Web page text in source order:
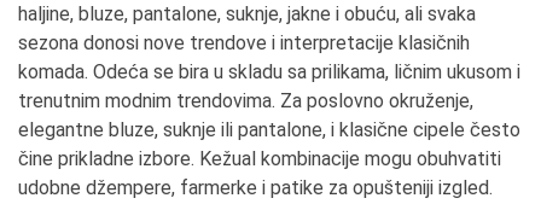
haljine, bluze, pantalone, suknje, jakne i obuću, ali svaka
sezona donosi nove trendove i interpretacije klasičnih
komada. Odeća se bira u skladu sa prilikama, ličnim ukusom i
trenutnim modnim trendovima. Za poslovno okruženje,
elegantne bluze, suknje ili pantalone, i klasične cipele često
čine prikladne izbore. Kežual kombinacije mogu obuhvatiti
udobne džempere, farmerke i patike za opušteniji izgled.